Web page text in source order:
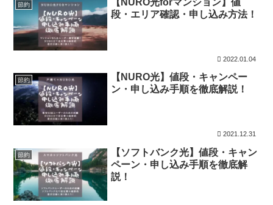
節約
段・エリア確認・申し込み方法！
2022.01.04
節約
【NURO光】値段・キャンペー
ン・申し込み手順を徹底解説！
2021.12.31
節約
【ソフトバンク光】値段・キャン
ペーン・申し込み手順を徹底解
説！